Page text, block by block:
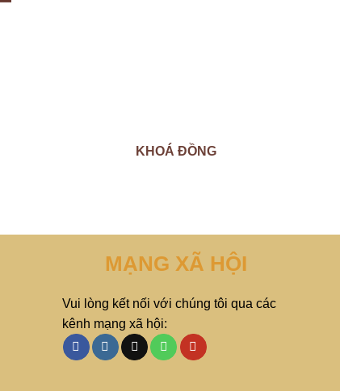
KHOÁ ĐỒNG
MẠNG XÃ HỘI
Vui lòng kết nối với chúng tôi qua các
kênh mạng xã hội: